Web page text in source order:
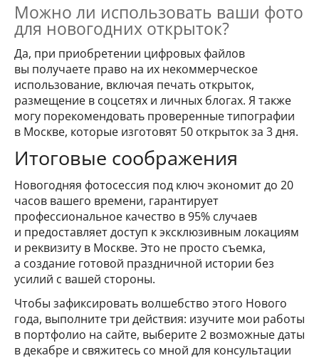
Можно ли использовать ваши фото
для новогодних открыток?
Да, при приобретении цифровых файлов
вы получаете право на их некоммерческое
использование, включая печать открыток,
размещение в соцсетях и личных блогах. Я также
могу порекомендовать проверенные типографии
в Москве, которые изготовят 50 открыток за 3 дня.
Итоговые соображения
Новогодняя фотосессия под ключ экономит до 20
часов вашего времени, гарантирует
профессиональное качество в 95% случаев
и предоставляет доступ к эксклюзивным локациям
и реквизиту в Москве. Это не просто съемка,
а создание готовой праздничной истории без
усилий с вашей стороны.
Чтобы зафиксировать волшебство этого Нового
года, выполните три действия: изучите мои работы
в портфолио на сайте, выберите 2 возможные даты
в декабре и свяжитесь со мной для консультации